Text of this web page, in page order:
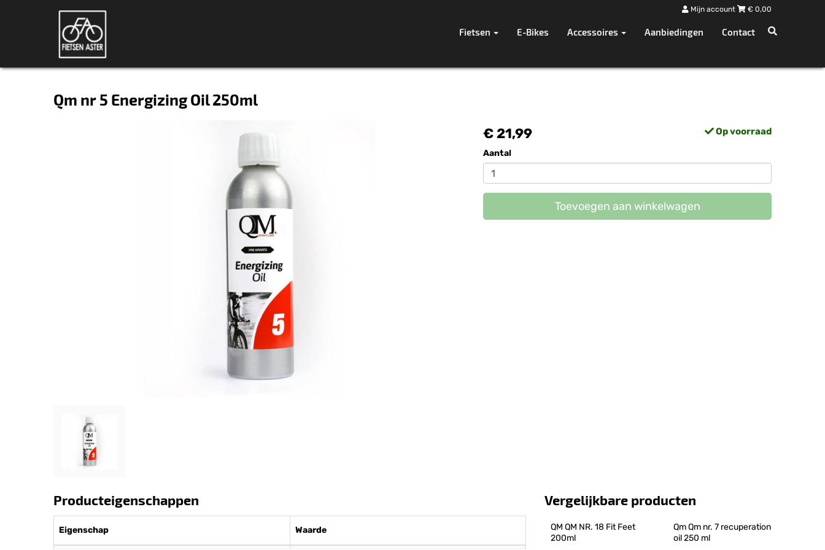
Mijn account € 0,00
Fietsen E-Bikes Accessoires Aanbiedingen Contact
Qm nr 5 Energizing Oil 250ml
€ 21,99 Op voorraad
Aantal
Toevoegen aan winkelwagen
Producteigenschappen
Eigenschap Waarde
Vergelijkbare producten
QM QM NR. 18 Fit Feet
200ml
Qm Qm nr. 7 recuperation
oil 250 ml